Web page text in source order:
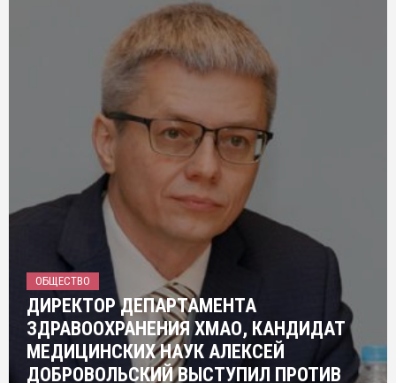
ОБЩЕСТВО
ДИРЕКТОР ДЕПАРТАМЕНТА
ЗДРАВООХРАНЕНИЯ ХМАО, КАНДИДАТ
МЕДИЦИНСКИХ НАУК АЛЕКСЕЙ
ДОБРОВОЛЬСКИЙ ВЫСТУПИЛ ПРОТИВ